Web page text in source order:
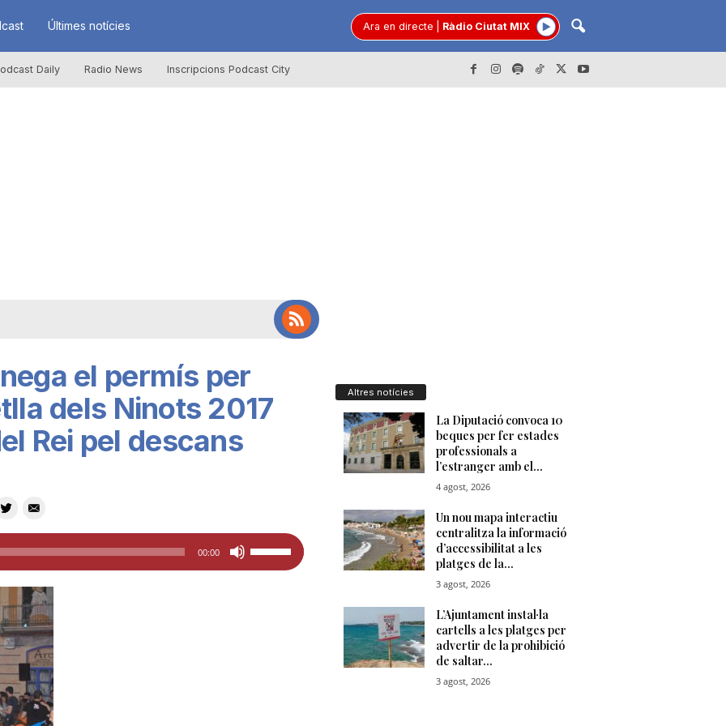
Últimes notícies Ara en directe Ràdio Ciutat MIX
Daily Radio News Inscripcions Podcast City
el permís per
dels Ninots 2017
Rei pel descans
00:00
Feu
servir
Altres notícies